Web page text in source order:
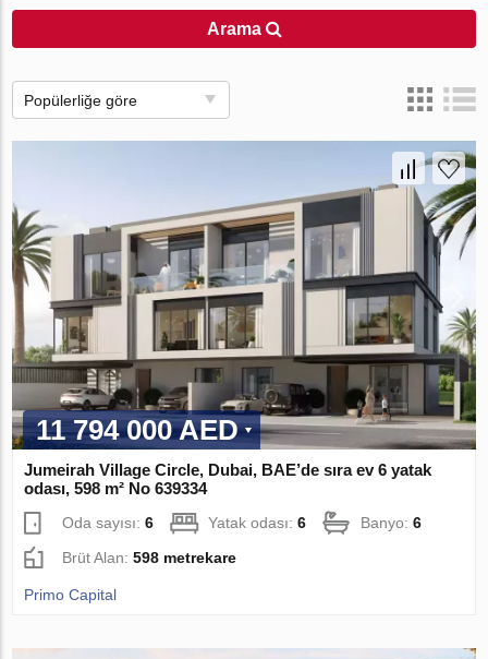
Arama
Popülerliğe göre
11 794 000 AED
Jumeirah Village Circle, Dubai, BAE’de sıra ev 6 yatak
odası, 598 m² No 639334
Oda sayısı:6 Yatak odası:6 Banyo:6
Brüt Alan:598 metrekare
Primo Capital